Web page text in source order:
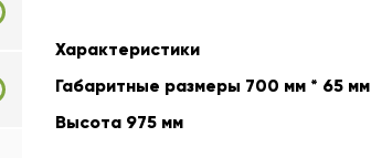
Характеристики
Габаритные размеры 700 мм * 65 мм
Высота 975 мм